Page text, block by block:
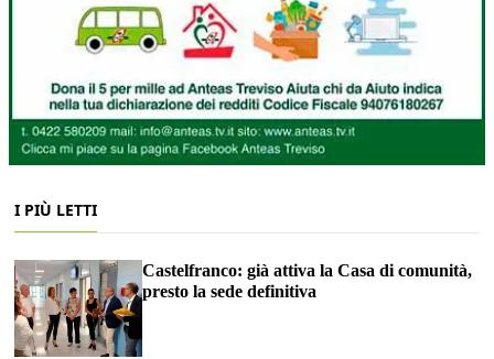
I PIÙ LETTI
Castelfranco: già attiva la Casa di comunità,
presto la sede definitiva